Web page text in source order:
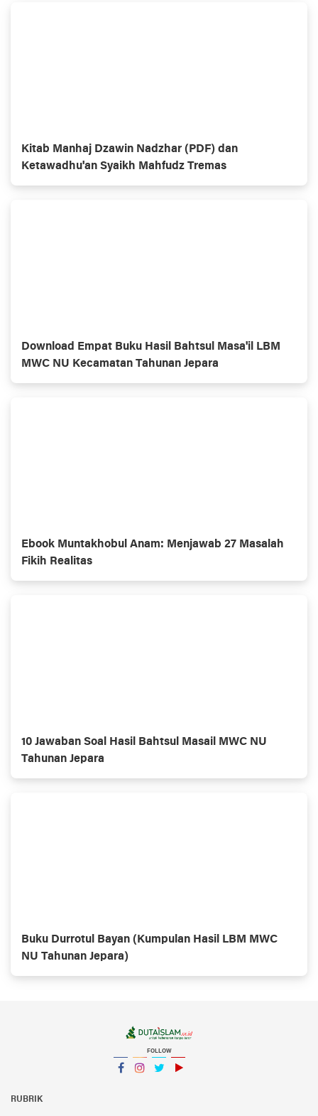
Kitab Manhaj Dzawin Nadzhar (PDF) dan
Ketawadhu'an Syaikh Mahfudz Tremas
Download Empat Buku Hasil Bahtsul Masa'il LBM
MWC NU Kecamatan Tahunan Jepara
Ebook Muntakhobul Anam: Menjawab 27 Masalah
Fikih Realitas
10 Jawaban Soal Hasil Bahtsul Masail MWC NU
Tahunan Jepara
Buku Durrotul Bayan (Kumpulan Hasil LBM MWC
NU Tahunan Jepara)
FOLLOW
RUBRIK